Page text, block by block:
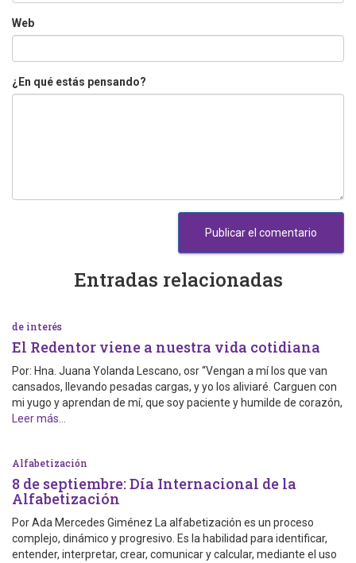
Web
¿En qué estás pensando?
Entradas relacionadas
de interés
El Redentor viene a nuestra vida cotidiana
Por: Hna. Juana Yolanda Lescano, osr “Vengan a mí los que van
cansados, llevando pesadas cargas, y yo los aliviaré. Carguen con
mi yugo y aprendan de mí, que soy paciente y humilde de corazón,
Leer más…
Alfabetización
8 de septiembre: Día Internacional de la
Alfabetización
Por Ada Mercedes Giménez La alfabetización es un proceso
complejo, dinámico y progresivo. Es la habilidad para identificar,
entender, interpretar, crear, comunicar y calcular, mediante el uso